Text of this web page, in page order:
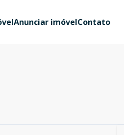
Anunciar imóvelContato